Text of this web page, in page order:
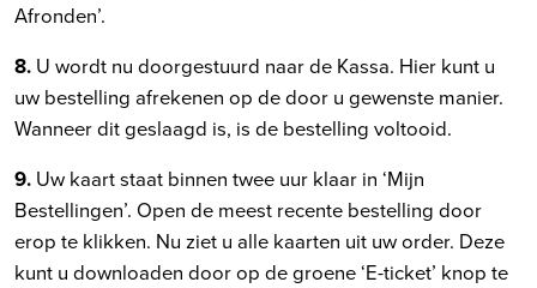
Afronden’.
8. U wordt nu doorgestuurd naar de Kassa. Hier kunt u
uw bestelling afrekenen op de door u gewenste manier.
Wanneer dit geslaagd is, is de bestelling voltooid.
9. Uw kaart staat binnen twee uur klaar in ‘Mijn
Bestellingen’. Open de meest recente bestelling door
erop te klikken. Nu ziet u alle kaarten uit uw order. Deze
kunt u downloaden door op de groene ‘E-ticket’ knop te